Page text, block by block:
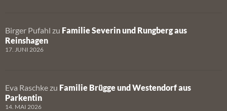
Birger Pufahl zu Familie Severin und Rungberg aus
Reinshagen
17. JUNI 2026
Eva Raschke zu Familie Brügge und Westendorf aus
Parkentin
14. MAI 2026